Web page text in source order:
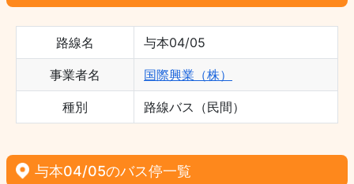
路線名 与本04/05
事業者名 国際興業（株）
種別 路線バス（民間）
与本04/05のバス停一覧